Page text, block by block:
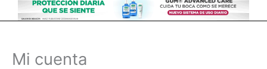
Mi cuentaObligatorio